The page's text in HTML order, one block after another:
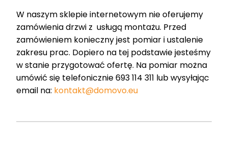
W naszym sklepie internetowym nie oferujemy
zamówienia drzwi z usługą montażu. Przed
zamówieniem konieczny jest pomiar i ustalenie
zakresu prac. Dopiero na tej podstawie jesteśmy
w stanie przygotować ofertę. Na pomiar można
umówić się telefonicznie 693 114 311 lub wysyłając
email na: kontakt@domovo.eu